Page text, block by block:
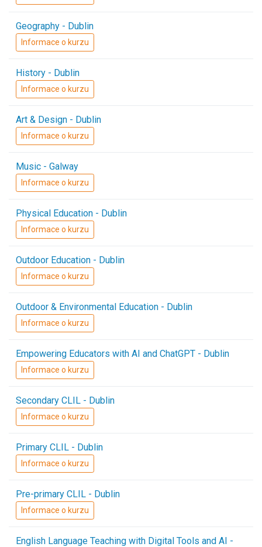
Geography - Dublin
Informace o kurzu
History - Dublin
Informace o kurzu
Art & Design - Dublin
Informace o kurzu
Music - Galway
Informace o kurzu
Physical Education - Dublin
Informace o kurzu
Outdoor Education - Dublin
Informace o kurzu
Outdoor & Environmental Education - Dublin
Informace o kurzu
Empowering Educators with AI and ChatGPT - Dublin
Informace o kurzu
Secondary CLIL - Dublin
Informace o kurzu
Primary CLIL - Dublin
Informace o kurzu
Pre-primary CLIL - Dublin
Informace o kurzu
English Language Teaching with Digital Tools and AI -